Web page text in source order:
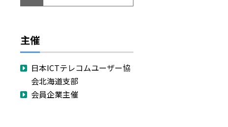
主催
日本ICTテレコムユーザー協
会北海道支部
会員企業主催